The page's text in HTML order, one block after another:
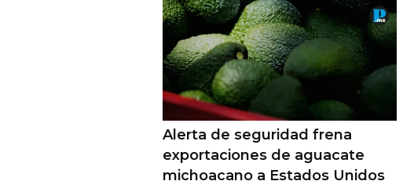
Alerta de seguridad frena
exportaciones de aguacate
michoacano a Estados Unidos